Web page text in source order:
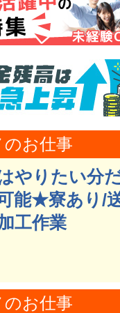
お仕事
やりたい分
能★寮あり/
工作業
お仕事